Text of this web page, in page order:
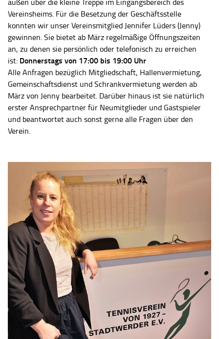
außen über die kleine Treppe im Eingangsbereich des
Vereinsheims. Für die Besetzung der Geschäftsstelle
konnten wir unser Vereinsmitglied Jennifer Lüders (Jenny)
gewinnen. Sie bietet ab März regelmäßige Öffnungszeiten
an, zu denen sie persönlich oder telefonisch zu erreichen
ist: Donnerstags von 17:00 bis 19:00 Uhr
Alle Anfragen bezüglich Mitgliedschaft, Hallenvermietung,
Gemeinschaftsdienst und Schrankvermietung werden ab
März von Jenny bearbeitet. Darüber hinaus ist sie natürlich
erster Ansprechpartner für Neumitglieder und Gastspieler
und beantwortet auch sonst gerne alle Fragen über den
Verein.